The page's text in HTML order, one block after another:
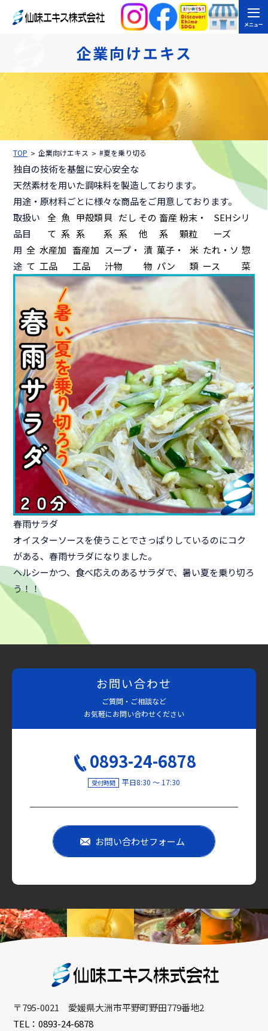
メニュー
企業向けエキス
TOP 企業向けエキス #夏を乗り切る
独自の技術を基盤に安心安全な
天然素材を用いた調味料を製造しております。
用途・原材料ごとに様々な商品をご用意しております。
取扱い
品目
全
て
魚
系
甲殻類
系
貝
系
だし
系
その
他
畜産
系
粉末・
顆粒
SEHシリ
ーズ
用
途
全
て
水産加
工品
畜産加
工品
スープ・
汁物
漬
物
菓子・
パン
米
類
たれ・ソ
ース
惣
菜
春雨サラダ
オイスターソースを使うことでさっぱりしているのにコク
がある、春雨サラダになりました。
ヘルシーかつ、食べ応えのあるサラダで、暑い夏を乗り切ろ
う！！
お問い合わせ
ご質問・ご相談など
お気軽にお問い合わせください
0893-24-6878
受付時間 平日8:30 〜 17:30
お問い合わせフォーム
〒795-0021 愛媛県大洲市平野町野田779番地2
TEL：0893-24-6878